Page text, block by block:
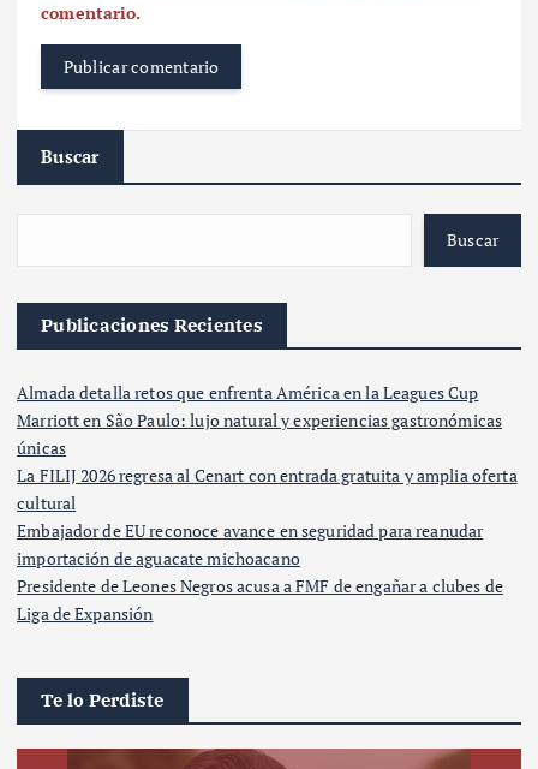
comentario.
Buscar
Buscar
Publicaciones Recientes
Almada detalla retos que enfrenta América en la Leagues Cup
Marriott en São Paulo: lujo natural y experiencias gastronómicas
únicas
La FILIJ 2026 regresa al Cenart con entrada gratuita y amplia oferta
cultural
Embajador de EU reconoce avance en seguridad para reanudar
importación de aguacate michoacano
Presidente de Leones Negros acusa a FMF de engañar a clubes de
Liga de Expansión
Te lo Perdiste